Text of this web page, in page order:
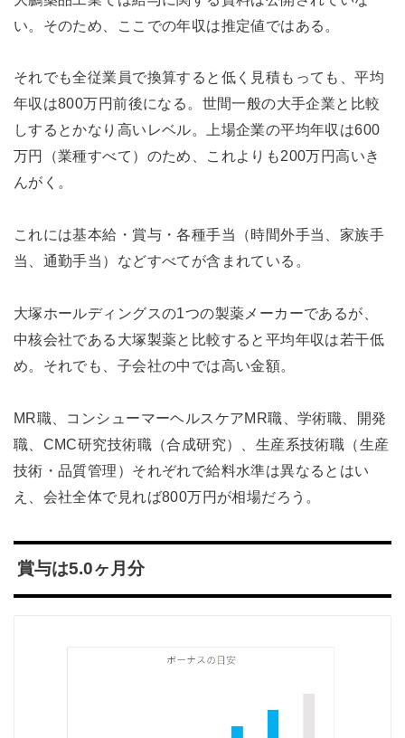
い。そのため、ここでの年収は推定値ではある。
それでも全従業員で換算すると低く見積もっても、平均
年収は800万円前後になる。世間一般の大手企業と比較
しするとかなり高いレベル。上場企業の平均年収は600
万円（業種すべて）のため、これよりも200万円高いき
んがく。
これには基本給・賞与・各種手当（時間外手当、家族手
当、通勤手当）などすべてが含まれている。
大塚ホールディングスの1つの製薬メーカーであるが、
中核会社である大塚製薬と比較すると平均年収は若干低
め。それでも、子会社の中では高い金額。
MR職、コンシューマーヘルスケアMR職、学術職、開発
職、CMC研究技術職（合成研究）、生産系技術職（生産
技術・品質管理）それぞれで給料水準は異なるとはい
え、会社全体で見れば800万円が相場だろう。
賞与は5.0ヶ月分